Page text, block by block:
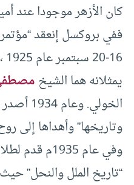
كان الأزهر موجودا عند
ففي بروكسل إنعقد
يمثلانه هما الشيخ
الخولي.
وتاريخها” وأهداها إلى
وفي عام
“تاريخ الملل والنحل”